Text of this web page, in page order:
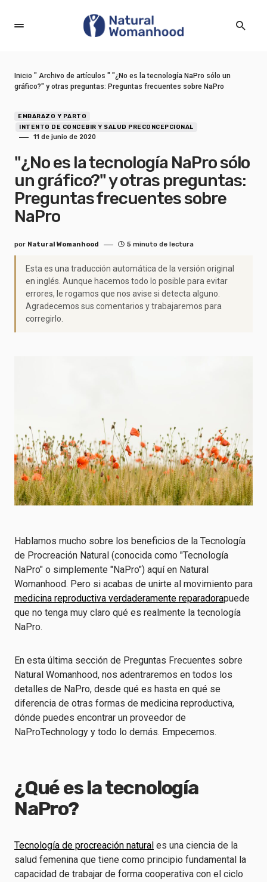
Inicio " Archivo de artículos " "¿No es la tecnología NaPro sólo un
gráfico?" y otras preguntas: Preguntas frecuentes sobre NaPro
EMBARAZO Y PARTO
INTENTO DE CONCEBIR Y SALUD PRECONCEPCIONAL
11 de junio de 2020
"¿No es la tecnología NaPro sólo
un gráfico?" y otras preguntas:
Preguntas frecuentes sobre
NaPro
por Natural Womanhood 5 minuto de lectura
Esta es una traducción automática de la versión original
en inglés. Aunque hacemos todo lo posible para evitar
errores, le rogamos que nos avise si detecta alguno.
Agradecemos sus comentarios y trabajaremos para
corregirlo.
Hablamos mucho sobre los beneficios de la Tecnología
de Procreación Natural (conocida como "Tecnología
NaPro" o simplemente "NaPro") aquí en Natural
Womanhood. Pero si acabas de unirte al movimiento para
medicina reproductiva verdaderamente reparadorapuede
que no tenga muy claro qué es realmente la tecnología
NaPro.
En esta última sección de Preguntas Frecuentes sobre
Natural Womanhood, nos adentraremos en todos los
detalles de NaPro, desde qué es hasta en qué se
diferencia de otras formas de medicina reproductiva,
dónde puedes encontrar un proveedor de
NaProTechnology y todo lo demás. Empecemos.
¿Qué es la tecnología
NaPro?
Tecnología de procreación natural es una ciencia de la
salud femenina que tiene como principio fundamental la
capacidad de trabajar de forma cooperativa con el ciclo